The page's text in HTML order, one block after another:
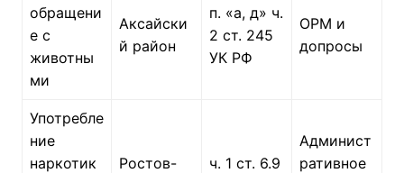
обращени
е с
животны
ми
Аксайски
й район
п. «а, д» ч.
2 ст. 245
УК РФ
ОРМ и
допросы
Употребле
ние
наркотик
Ростов-
ч. 1 ст. 6.9
Админист
ративное